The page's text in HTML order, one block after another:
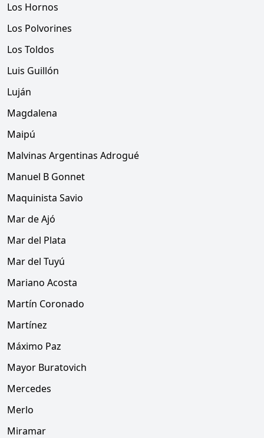
Los Hornos
Los Polvorines
Los Toldos
Luis Guillón
Luján
Magdalena
Maipú
Malvinas Argentinas Adrogué
Manuel B Gonnet
Maquinista Savio
Mar de Ajó
Mar del Plata
Mar del Tuyú
Mariano Acosta
Martín Coronado
Martínez
Máximo Paz
Mayor Buratovich
Mercedes
Merlo
Miramar